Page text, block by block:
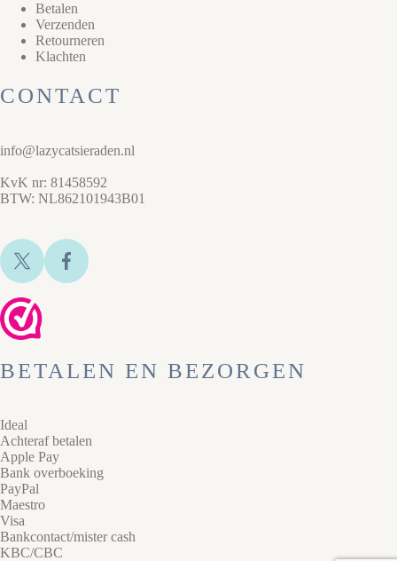
Betalen
Verzenden
Retourneren
Klachten
CONTACT
info@lazycatsieraden.nl
KvK nr: 81458592
BTW: NL862101943B01
BETALEN EN BEZORGEN
Ideal
Achteraf betalen
Apple Pay
Bank overboeking
PayPal
Maestro
Visa
Bankcontact/mister cash
KBC/CBC